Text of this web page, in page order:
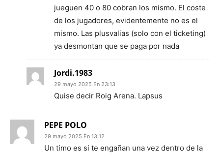
jueguen 40 o 80 cobran los mismo. El coste
de los jugadores, evidentemente no es el
mismo. Las plusvalias (solo con el ticketing)
ya desmontan que se paga por nada
Jordi.1983
29 mayo 2025 En 23:13
Quise decir Roig Arena. Lapsus
PEPE POLO
29 mayo 2025 En 13:12
Un timo es si te engañan una vez dentro de la